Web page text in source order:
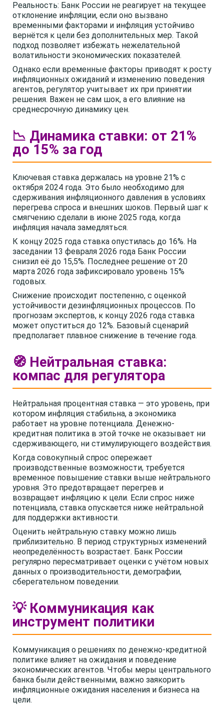
Реальность: Банк России не реагирует на текущее
отклонение инфляции, если оно вызвано
временными факторами и инфляция устойчиво
вернётся к цели без дополнительных мер. Такой
подход позволяет избежать нежелательной
волатильности экономических показателей.
Однако если временные факторы приводят к росту
инфляционных ожиданий и изменению поведения
агентов, регулятор учитывает их при принятии
решения. Важен не сам шок, а его влияние на
среднесрочную динамику цен.
📉 Динамика ставки: от 21%
до 15% за год
Ключевая ставка держалась на уровне 21% с
октября 2024 года. Это было необходимо для
сдерживания инфляционного давления в условиях
перегрева спроса и внешних шоков. Первый шаг к
смягчению сделали в июне 2025 года, когда
инфляция начала замедляться.
К концу 2025 года ставка опустилась до 16%. На
заседании 13 февраля 2026 года Банк России
снизил её до 15,5%. Последнее решение от 20
марта 2026 года зафиксировало уровень 15%
годовых.
Снижение происходит постепенно, с оценкой
устойчивости дезинфляционных процессов. По
прогнозам экспертов, к концу 2026 года ставка
может опуститься до 12%. Базовый сценарий
предполагает плавное снижение в течение года.
🧭 Нейтральная ставка:
компас для регулятора
Нейтральная процентная ставка — это уровень, при
котором инфляция стабильна, а экономика
работает на уровне потенциала. Денежно-
кредитная политика в этой точке не оказывает ни
сдерживающего, ни стимулирующего воздействия.
Когда совокупный спрос опережает
производственные возможности, требуется
временное повышение ставки выше нейтрального
уровня. Это предотвращает перегрев и
возвращает инфляцию к цели. Если спрос ниже
потенциала, ставка опускается ниже нейтральной
для поддержки активности.
Оценить нейтральную ставку можно лишь
приблизительно. В период структурных изменений
неопределённость возрастает. Банк России
регулярно пересматривает оценки с учётом новых
данных о производительности, демографии,
сберегательном поведении.
💡 Коммуникация как
инструмент политики
Коммуникация о решениях по денежно-кредитной
политике влияет на ожидания и поведение
экономических агентов. Чтобы меры центрального
банка были действенными, важно заякорить
инфляционные ожидания населения и бизнеса на
цели.